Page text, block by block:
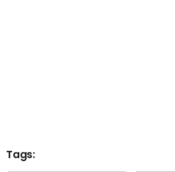
Tags: